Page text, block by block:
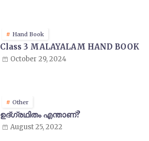
Hand Book
Class 3 MALAYALAM HAND BOOK
October 29, 2024
Other
ഉദ്ഗ്രഥിതം എന്താണ്?
August 25, 2022